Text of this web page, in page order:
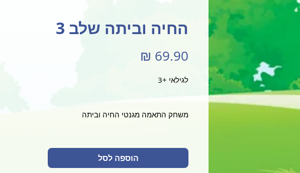
החיה וביתה שלב 3
לגילאי +3
משחק התאמה מגנטי החיה וביתה
הוספה לסל